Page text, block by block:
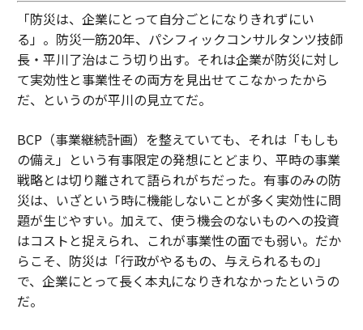
「防災は、企業にとって自分ごとになりきれずにい
る」。防災一筋20年、パシフィックコンサルタンツ技師
長・平川了治はこう切り出す。それは企業が防災に対し
て実効性と事業性その両方を見出せてこなかったから
だ、というのが平川の見立てだ。
BCP（事業継続計画）を整えていても、それは「もしも
の備え」という有事限定の発想にとどまり、平時の事業
戦略とは切り離されて語られがちだった。有事のみの防
災は、いざという時に機能しないことが多く実効性に問
題が生じやすい。加えて、使う機会のないものへの投資
はコストと捉えられ、これが事業性の面でも弱い。だか
らこそ、防災は「行政がやるもの、与えられるもの」
で、企業にとって長く本丸になりきれなかったというの
だ。